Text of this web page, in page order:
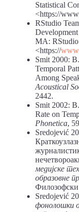
Statistical
<https://
RStudio
MA: RStudio
<https://
Smit 2000:
Temporal
Among
Acoustical
2442.
Smit 2002:
Rate on
Phonetica,
Sredojević
медијске
образовне
Филозофски
Sredojević
фонолошки